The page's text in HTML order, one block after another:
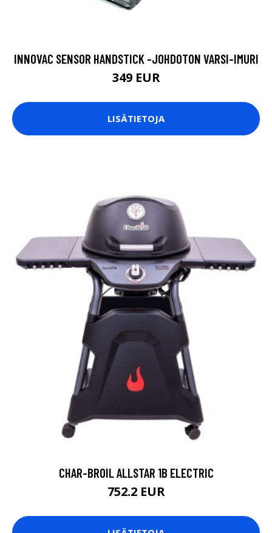
INNOVAC SENSOR HANDSTICK -JOHDOTON VARSI-IMURI
349 EUR
LISÄTIETOJA
CHAR-BROIL ALLSTAR 1B ELECTRIC
752.2 EUR